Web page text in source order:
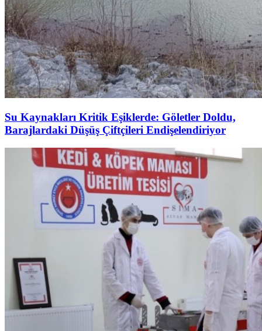
Su Kaynakları Kritik Eşiklerde: Göletler Doldu,
Barajlardaki Düşüş Çiftçileri Endişelendiriyor